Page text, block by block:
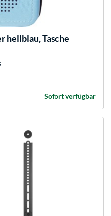
hellblau, Tasche
Sofort verfügbar